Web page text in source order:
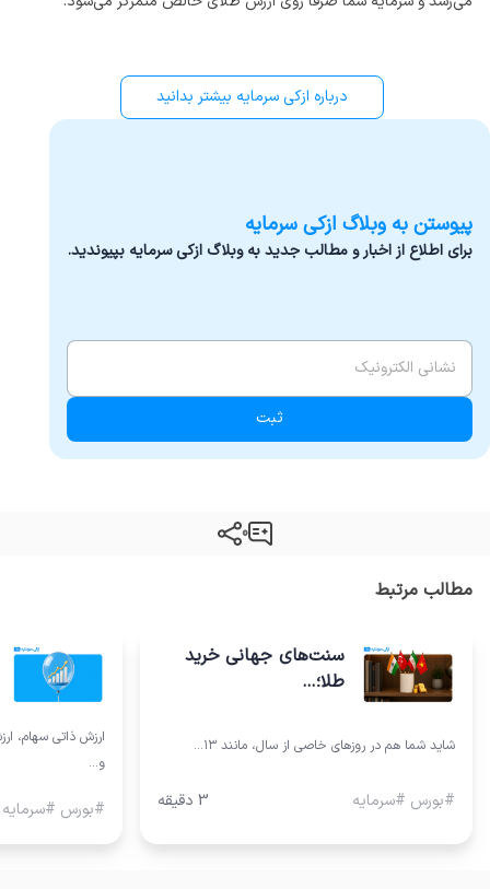
درباره ازکی‌ سرمایه بیشتر بدانید
پیوستن به وبلاگ ازکی سرمایه
برای اطلاع از اخبار و مطالب جدید به وبلاگ ازکی سرمایه بپیوندید.
ایمیل*
ثبت
0
مطالب مرتبط
سنت‌های جهانی خرید
طلا؛…
شاید شما هم در روزهای خاصی از سال، مانند ۱۳…
3 دقیقه #بورس #سرمایه
ارزش ذاتی سهام،
و…
#بورس #سرمایه